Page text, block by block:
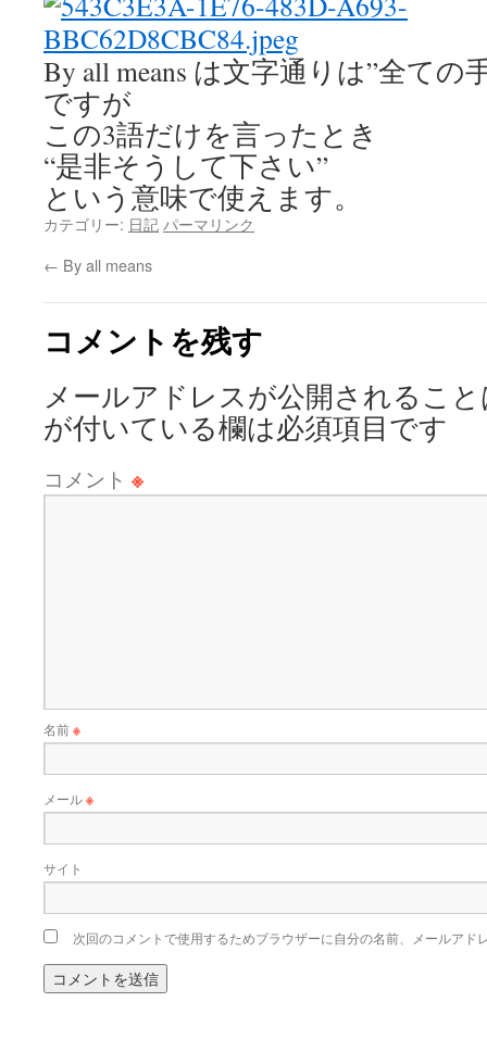
By all means は文字通りは”全ての
ですが
この3語だけを言ったとき
“是非そうして下さい”
という意味で使えます。
カテゴリー: 日記 パーマリンク
← By all means
コメントを残す
メールアドレスが公開されるこ
が付いている欄は必須項目です
コメント ※
名前※
メール※
サイト
次回のコメントで使用するためブラウザーに自分の名前、メールアド